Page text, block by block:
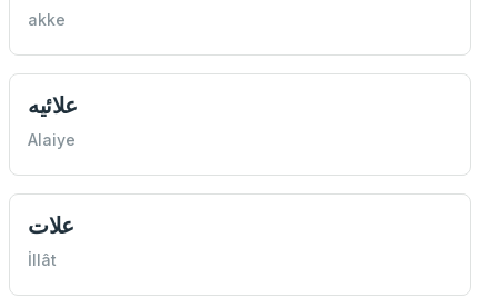
akke
علائيه
Alaiye
علات
İllât